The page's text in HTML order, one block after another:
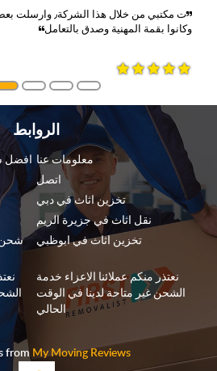
ت مكتبي من خلال
وكانوا بقمة المهنية وصدق بالتعامل
الروابط
افضل معلومات عنا
اتصل
تخزين اثاث في دبي
نقل اثاث في جزيرة الريم
شحن
تخزين اثاث في ابوظبي
نعتذر منكم عملائنا الاعزاء خدمة
الشحن غير متاحة لدينا في الوقت
الحالي
from My Moving Reviews